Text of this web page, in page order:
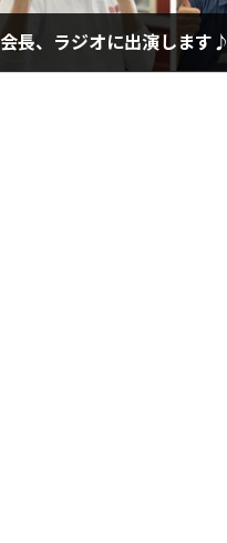
会長、ラジオに出演します♪